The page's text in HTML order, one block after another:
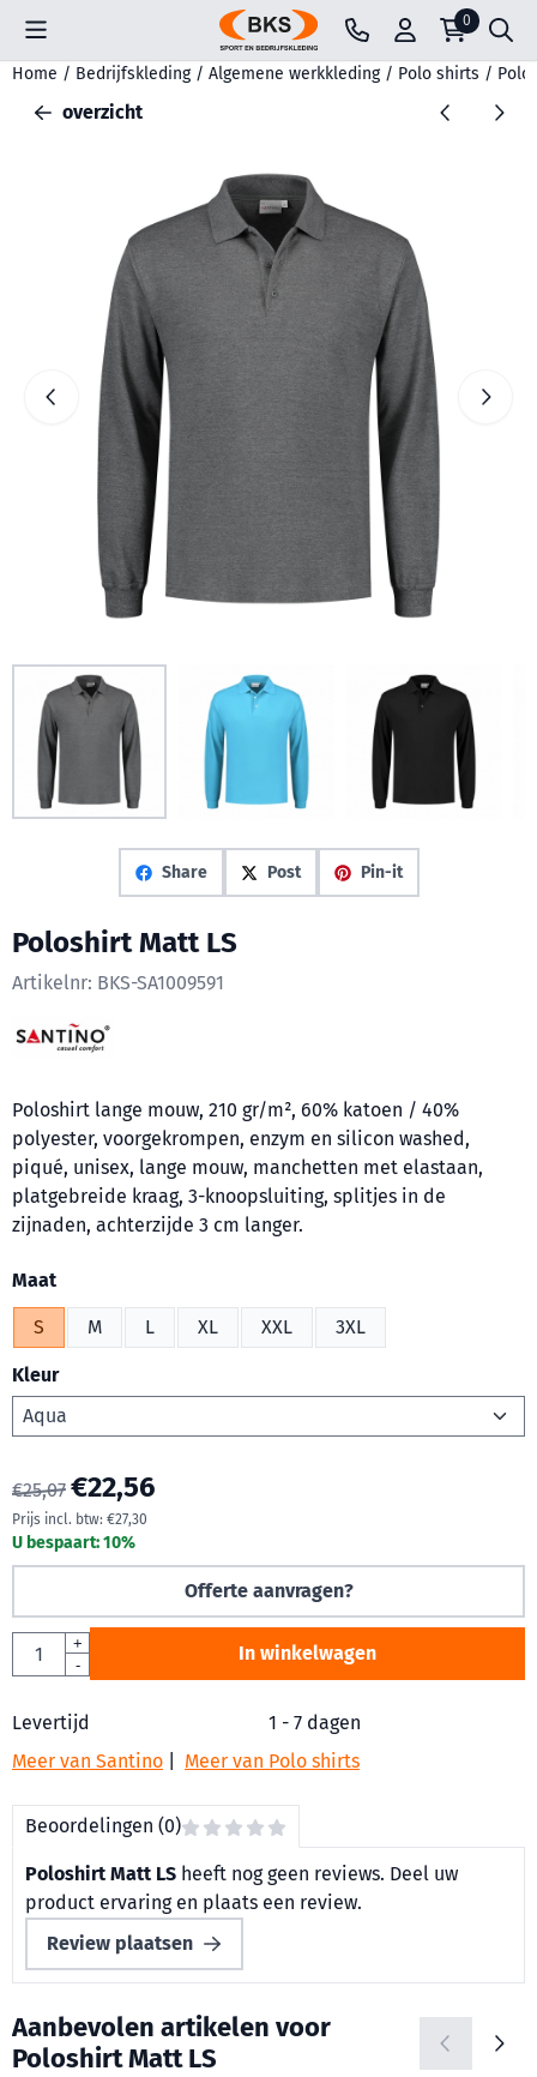
Cookievoorkeuren zijn beschikbaar. Kies instellingen of sta
0
Home / Bedrijfskleding / Algemene werkkleding / Polo shirts /
overzicht
Share Post Pin-it
Poloshirt Matt LS
Artikelnr: BKS-SA1009591
Poloshirt lange mouw, 210 gr/m², 60% katoen / 40%
polyester, voorgekrompen, enzym en silicon washed,
piqué, unisex, lange mouw, manchetten met elastaan,
platgebreide kraag, 3-knoopsluiting, splitjes in de
zijnaden, achterzijde 3 cm langer.
Maak een keuze voor
Maat
S M L XL XXL 3XL
Kleur
€25,07 €22,56
Prijs incl. btw: €27,30
U bespaart:10%
Offerte aanvragen?
Aantal
+
-
In winkelwagen
Levertijd
1 - 7 dagen
Meer van Santino
Meer van Polo shirts
Beoordelingen (0)
Poloshirt Matt LS heeft nog geen reviews. Deel uw
product ervaring en plaats een review.
Review plaatsen
Aanbevolen artikelen voor
Poloshirt Matt LS